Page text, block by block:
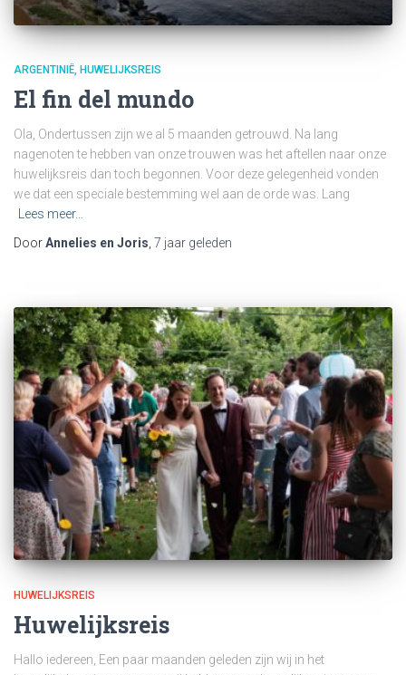
ARGENTINIË HUWELIJKSREIS
El fin del mundo
Ola, Ondertussen zijn we al 5 maanden getrouwd. Na lang
nagenoten te hebben van onze trouwen was het aftellen naar onze
huwelijksreis dan toch begonnen. Voor deze gelegenheid vonden
we dat een speciale bestemming wel aan de orde was. Lang
Lees meer…
DoorAnnelies en Joris 7 jaar geleden
HUWELIJKSREIS
Huwelijksreis
Hallo iedereen, Een paar maanden geleden zijn wij in het